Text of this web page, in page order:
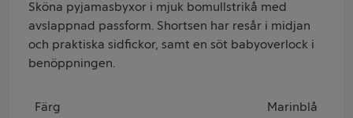
Sköna pyjamasbyxor i mjuk bomullstrikå med
avslappnad passform. Shortsen har resår i midjan
och praktiska sidfickor, samt en söt babyoverlock i
benöppningen.
Färg Marinblå